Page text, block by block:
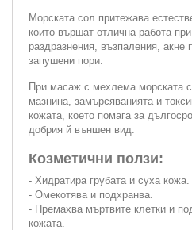
Морската сол притежава
които вършат отлична работа
раздразнения, възпаления, акне
запушени пори.
При масаж с мехлема морската
мазнина, замърсяванията и
кожата, което помага за
добрия й външен вид.
Козметични ползи:
- Хидратира грубата и суха кожа.
- Омекотява и подхранва.
- Премахва мъртвите клетки и
кожата.